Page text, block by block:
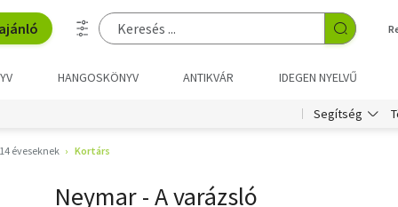
HANGOSKÖNYV ANTIKVÁR IDEGEN NYELVŰ
Segítség
éveseknek Kortárs
Neymar - A varázsló